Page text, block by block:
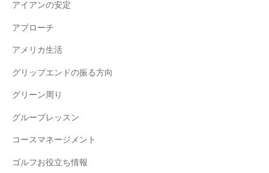
アイアンの安定
アプローチ
アメリカ生活
グリップエンドの振る方向
グリーン周り
グループレッスン
コースマネージメント
ゴルフお役立ち情報